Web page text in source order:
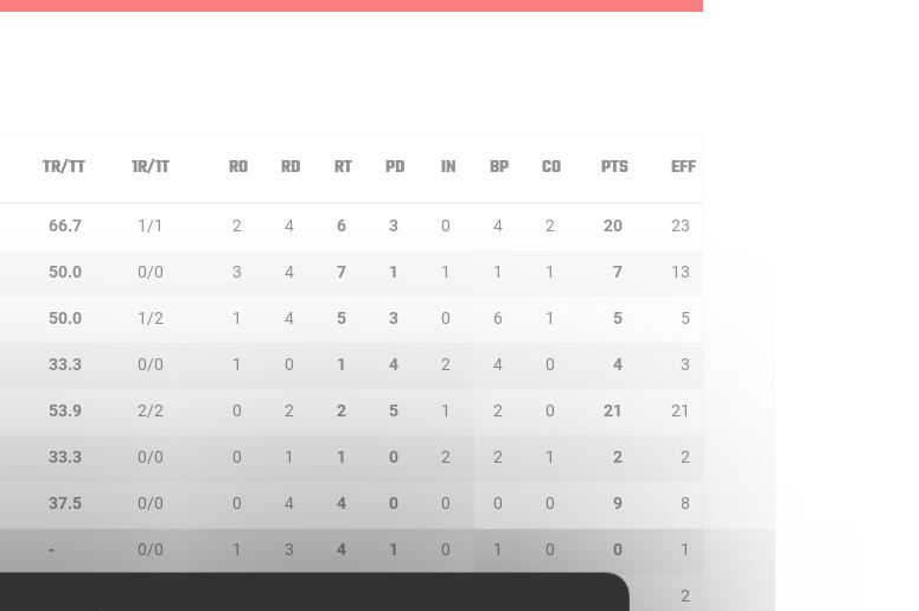
TR/TT 1R/1T RO RD RT PD IN BP CO PTS EFF
66.7 1/1 2 4 6 3 0 4 2 20 23
50.0 0/0 3 4 7 1 1 1 1 7 13
50.0 1/2 1 4 5 3 0 6 1 5 5
33.3 0/0 1 0 1 4 2 4 0 4 3
53.9 2/2 0 2 2 5 1 2 0 21 21
33.3 0/0 0 1 1 0 2 2 1 2 2
37.5 0/0 0 4 4 0 0 0 0 9 8
- 0/0 1 3 4 1 0 1 0 0 1
2